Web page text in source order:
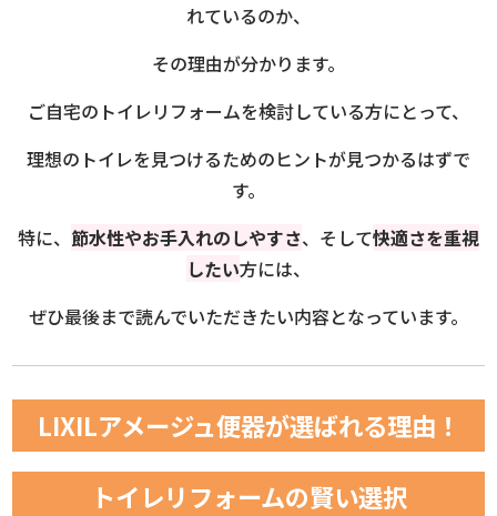
れているのか、
その理由が分かります。
ご自宅のトイレリフォームを検討している方にとって、
理想のトイレを見つけるためのヒントが見つかるはずで
す。
特に、 節水性やお手入れのしやすさ、そして快適さを重視
したい方には、
ぜひ最後まで読んでいただきたい内容となっています。
LIXILアメージュ便器が選ばれる理由！
トイレリフォームの賢い選択